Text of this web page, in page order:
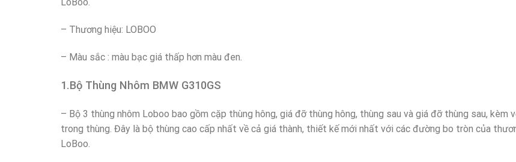
– Thương hiệu: LOBOO
– Màu sắc : màu bạc giá thấp hơn màu đen.
1.Bộ Thùng Nhôm BMW G310GS
– Bộ 3 thùng nhôm Loboo bao gồm cặp thùng hông, giá đỡ thùng hông, thùng sau và giá đỡ thùng sau, kèm
trong thùng. Đây là bộ thùng cao cấp nhất về cả giá thành, thiết kế mới nhất với các đường bo tròn của
LoBoo.